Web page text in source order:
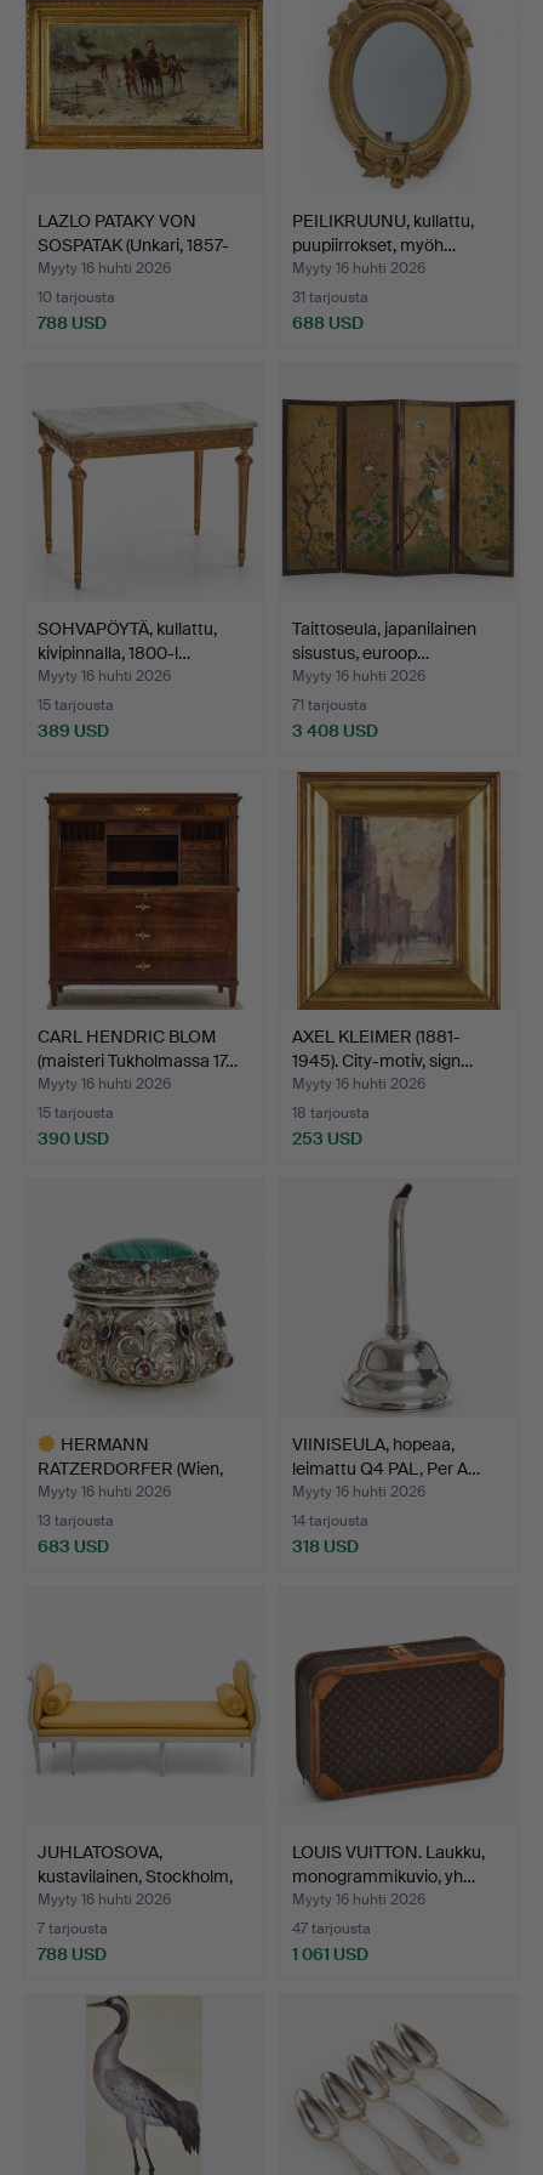
LAZLO PATAKY VON
SOSPATAK (Unkari, 1857-
19…
Myyty 16 huhti 2026
10 tarjousta
788 USD
PEILIKRUUNU, kullattu,
puupiirrokset, myöh…
Myyty 16 huhti 2026
31 tarjousta
688 USD
SOHVAPÖYTÄ, kullattu,
kivipinnalla, 1800-l…
Myyty 16 huhti 2026
15 tarjousta
389 USD
Taittoseula, japanilainen
sisustus, euroop…
Myyty 16 huhti 2026
71 tarjousta
3 408 USD
CARL HENDRIC BLOM
(maisteri Tukholmassa 17…
Myyty 16 huhti 2026
15 tarjousta
390 USD
AXEL KLEIMER (1881-
1945). City-motiv, sign…
Myyty 16 huhti 2026
18 tarjousta
253 USD
HERMANN
RATZERDORFER (Wien,
aktiivinen 184…
Myyty 16 huhti 2026
13 tarjousta
683 USD
VIINISEULA, hopeaa,
leimattu Q4 PAL, Per A…
Myyty 16 huhti 2026
14 tarjousta
318 USD
JUHLATOSOVA,
kustavilainen, Stockholm,
170…
Myyty 16 huhti 2026
7 tarjousta
788 USD
LOUIS VUITTON. Laukku,
monogrammikuvio, yh…
Myyty 16 huhti 2026
47 tarjousta
1 061 USD